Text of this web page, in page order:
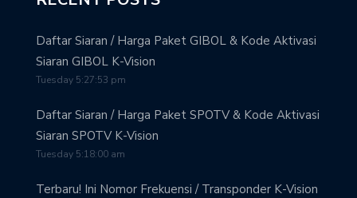
Daftar Siaran / Harga Paket GIBOL & Kode Aktivasi
Siaran GIBOL K-Vision
Tuesday 5:27:53 pm
Daftar Siaran / Harga Paket SPOTV & Kode Aktivasi
Siaran SPOTV K-Vision
Tuesday 5:18:00 am
Terbaru! Ini Nomor Frekuensi / Transponder K-Vision